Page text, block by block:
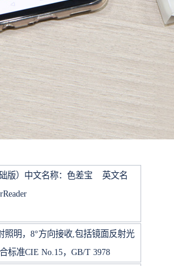
版）中文名称：色差宝 英文名
照明，8°方向接收,包括镜面反射光
标准CIE No.15，GB/T 3978